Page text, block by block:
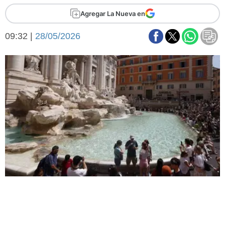
Aplausos
Cines
Economía y campo
Economía y finanzas
Espacio empresas
Sociedad y tiempo
libre
Sociedad
Tecnología
Turismo
Salud
Es viral
El tiempo
Fúnebres
Clasificados
Agregar La Nueva en
09:32 | 28/05/2026